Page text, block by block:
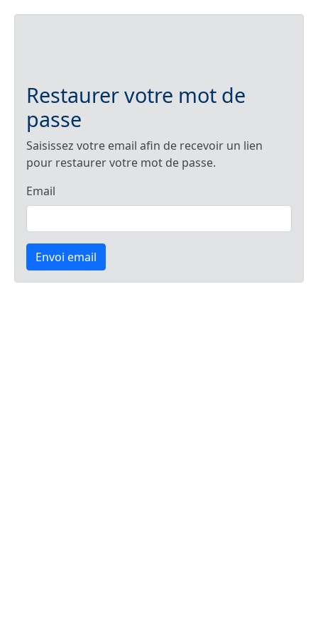
Restaurer votre mot de
passe
Saisissez votre email afin de recevoir un lien
pour restaurer votre mot de passe.
Email
Envoi email